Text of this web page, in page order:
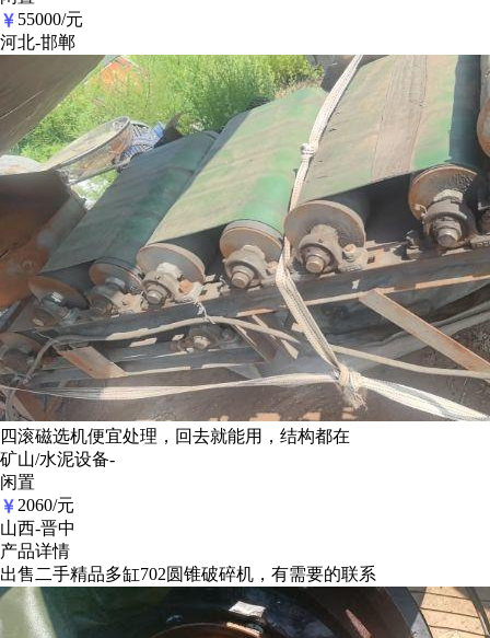
55000/元
河北-邯郸
四滚磁选机便宜处理，回去就能用，结构都在
矿山/水泥设备-
闲置
2060/元
山西-晋中
产品详情
出售二手精品多缸702圆锥破碎机，有需要的联系